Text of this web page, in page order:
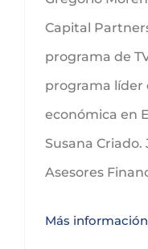
Capital
programa de
programa líder
económica en
Susana
Asesores
Más información